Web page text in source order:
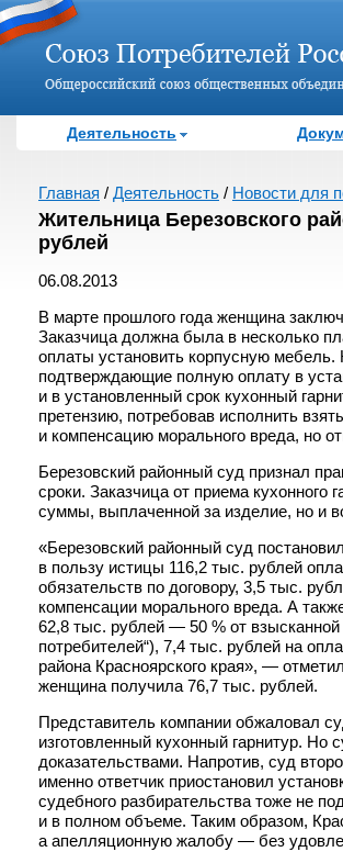
Деятельность
Главная / Деятельность / Новости для
Жительница Березовского
рублей
06.08.2013
В марте прошлого года женщина
Заказчица должна была в несколько
оплаты установить корпусную
подтверждающие полную оплату в
и в установленный срок кухонный
претензию, потребовав исполнить
и компенсацию морального вреда, но
Березовский районный суд признал
сроки. Заказчица от приема кухонного
суммы, выплаченной за изделие, но и
«Березовский районный суд
в пользу истицы 116,2 тыс. рублей
обязательств по договору, 3,5 тыс.
компенсации морального вреда. А
62,8 тыс. рублей — 50 % от
потребителей“), 7,4 тыс. рублей на
района Красноярского края», —
женщина получила 76,7 тыс. рублей.
Представитель компании обжаловал
изготовленный кухонный гарнитур. Но
доказательствами. Напротив, суд
именно ответчик приостановил
судебного разбирательства тоже не
и в полном объеме. Таким образом,
а апелляционную жалобу — без